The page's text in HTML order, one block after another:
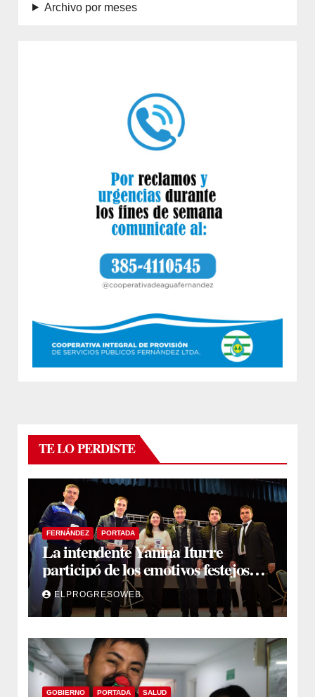
Archivo por meses
TE LO PERDISTE
FERNÁNDEZ PORTADA
La intendente Yanina Iturre
participó de los emotivos festejos
por el Aniversario del Taekwon-Do
en Fernández
ELPROGRESOWEB
GOBIERNO PORTADA SALUD